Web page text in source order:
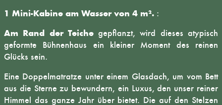
1 Mini-Kabine am Wasser von 4 m². :
Am Rand der Teichegepflanzt, wird dieses atypisch
geformte Bühnenhaus ein kleiner Moment des reinen
Glücks sein.
Eine Doppelmatratze unter einem Glasdach, um vom Bett
aus die Sterne zu bewundern, ein Luxus, den unser reiner
Himmel das ganze Jahr über bietet. Die auf den Stelzen